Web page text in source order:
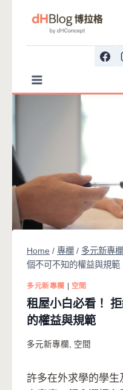
Home / 專欄 / 多元新專欄
個不可不知的權益與規範
多元新專欄 空間
租屋小白必看！
的權益與規範
多元新專欄 空間
許多在外求學的學